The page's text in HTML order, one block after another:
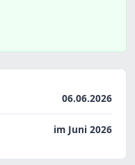
06.06.2026
im Juni 2026